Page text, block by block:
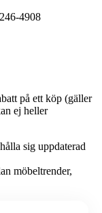
4908
på ett köp (gäller
ej heller
sig uppdaterad
möbeltrender,